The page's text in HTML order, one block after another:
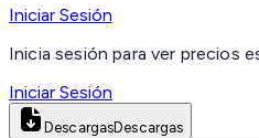
Iniciar Sesión
Inicia sesión para ver precios
Iniciar Sesión
DescargasDescargas